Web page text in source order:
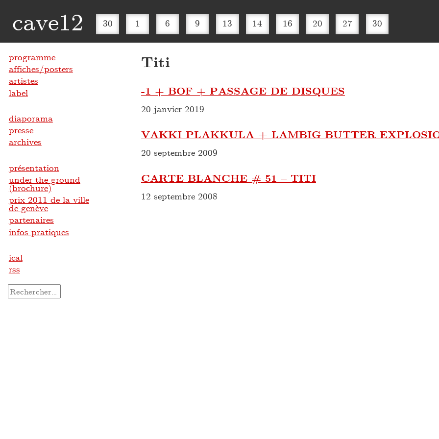
cave12 30 1 6 9 13 14 16 20 27 30
Titi
-1 + BOF + PASSAGE DE DISQUES
20 janvier 2019
VAKKI PLAKKULA + LAMBIG BUTTER
20 septembre 2009
CARTE BLANCHE # 51 – TITI
12 septembre 2008
programme
affiches/posters
artistes
label
diaporama
presse
archives
présentation
under the ground
(brochure)
prix 2011 de la ville
de genève
partenaires
infos pratiques
ical
rss
Rechercher :